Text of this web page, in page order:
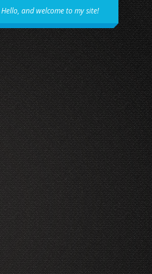
Hello, and welcome to my site!